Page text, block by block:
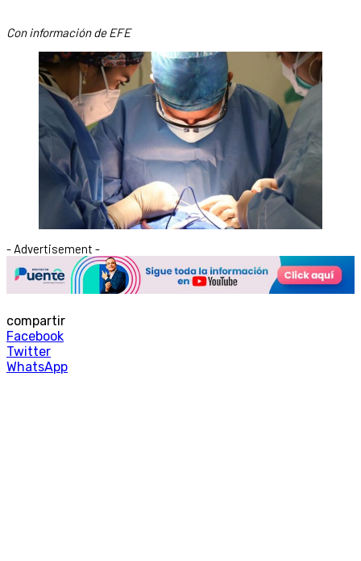
Con información de EFE
- Advertisement -
compartir
Facebook
Twitter
WhatsApp